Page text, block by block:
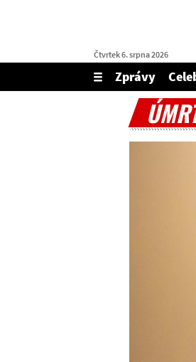
Čtvrtek 6. srpna 2026
Zobrazit/skrýt
menu
Zprávy